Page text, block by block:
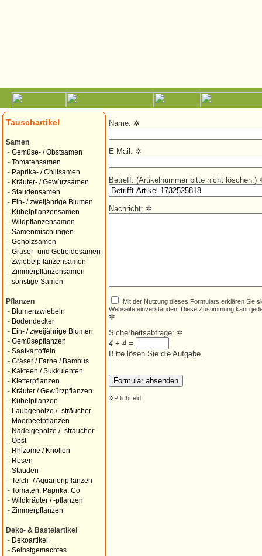
Tauschartikel
Samen
- Gemüse- / Obstsamen
- Tomatensamen
- Paprika- / Chilisamen
- Kräuter- / Gewürzsamen
- Staudensamen
- Ein- / zweijährige Blumen
- Kübelpflanzensamen
- Wildpflanzensamen
- Samenmischungen
- Gehölzsamen
- Gräser- und Getreidesamen
- Zwiebelpflanzensamen
- Zimmerpflanzensamen
- sonstige Samen
Pflanzen
- Blumenzwiebeln
- Bodendecker
- Ein- / zweijährige Blumen
- Gemüsepflanzen
- Saatkartoffeln
- Gräser / Farne / Bambus
- Kakteen / Sukkulenten
- Kletterpflanzen
- Kräuter / Gewürzpflanzen
- Kübelpflanzen
-
Laubgehölze / -sträucher
- Moorbeetpflanzen
- Nadelgehölze / -sträucher
- Obst
- Rhizome / Knollen
- Rosen
- Stauden
- Teich- / Aquarienpflanzen
- Tomaten, Paprika, Co
- Wildkräuter / -pflanzen
- Zimmerpflanzen
Deko- & Bastelartikel
- Dekoartikel
- Selbstgemachtes
Name: ✲
E-Mail: ✲
Betreff: (Artikelnummer bitte nicht löschen.)
Nachricht: ✲
Mit der Nutzung dieses Formulars erklären Sie
Webseite einverstanden. Diese Zustimmung kann
✲
Sicherheitsabfrage: ✲
4 + 4 =
Bitte lösen Sie die Aufgabe.
✲Pflichtfeld